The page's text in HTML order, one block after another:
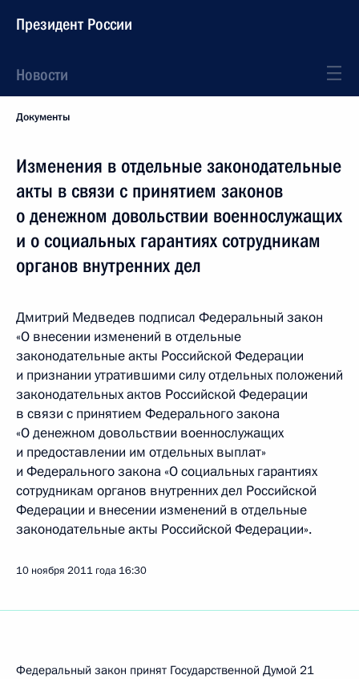
Президент России
Новости
Документы
Изменения в отдельные законодательные
акты в связи с принятием законов
о денежном довольствии военнослужащих
и о социальных гарантиях сотрудникам
органов внутренних дел
Дмитрий Медведев подписал Федеральный закон
«О внесении изменений в отдельные
законодательные акты Российской Федерации
и признании утратившими силу отдельных положений
законодательных актов Российской Федерации
в связи с принятием Федерального закона
«О денежном довольствии военнослужащих
и предоставлении им отдельных выплат»
и Федерального закона «О социальных гарантиях
сотрудникам органов внутренних дел Российской
Федерации и внесении изменений в отдельные
законодательные акты Российской Федерации».
10 ноября 2011 года 16:30
Федеральный закон принят Государственной Думой 21